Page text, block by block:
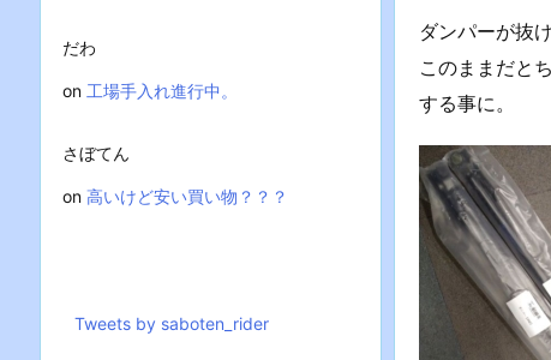
ダンパーが抜
このままだと
する事に。
だわ
on 工場手入れ進行中。
さぼてん
on 高いけど安い買い物？？？
Tweets by saboten_rider